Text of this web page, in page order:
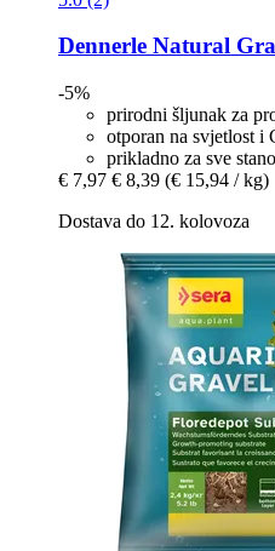
Dennerle Natural
-5%
prirodni šljunak za
otporan na svjetlost i
prikladno za sve
€ 7,97 € 8,39 (€ 15,94 / kg)
Dostava do 12. kolovoza